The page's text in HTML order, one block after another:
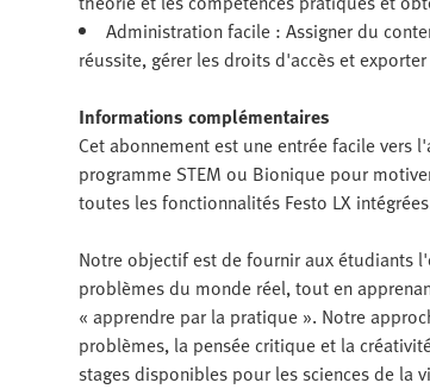
Administration facile : Assigner du
réussite, gérer les droits d'accès et
Informations complémentaires
Cet abonnement est une entrée facile vers
programme STEM ou Bionique pour
toutes les fonctionnalités Festo LX
Notre objectif est de fournir aux étudiants
problèmes du monde réel, tout en
« apprendre par la pratique ». Notre
problèmes, la pensée critique et la
stages disponibles pour les sciences de la